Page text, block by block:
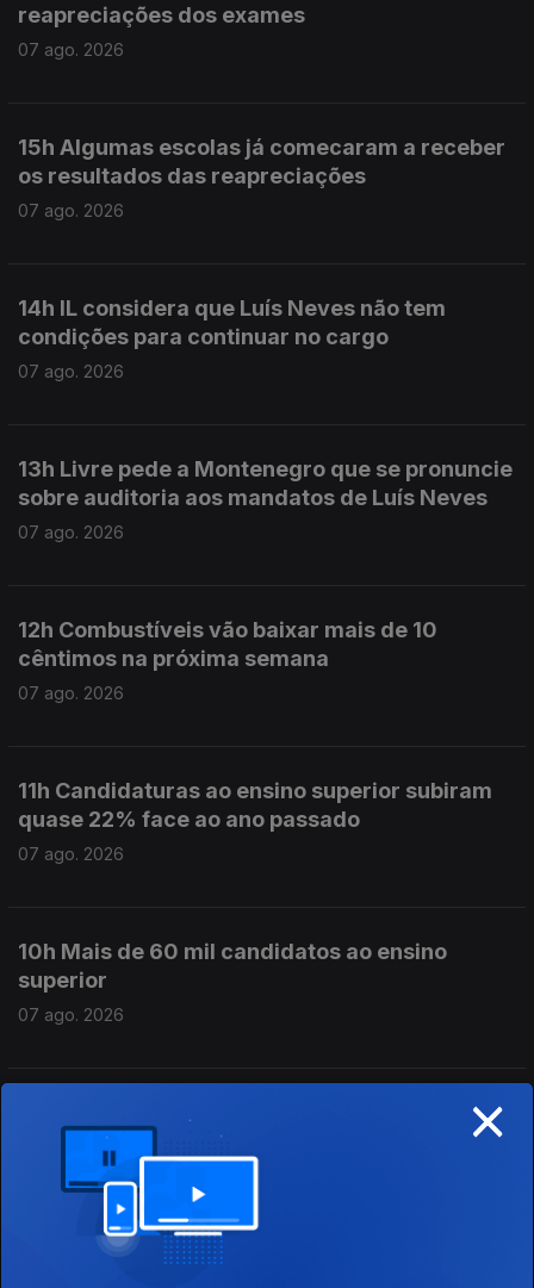
reapreciações dos exames
07 ago. 2026
15h Algumas escolas já comecaram a receber
os resultados das reapreciações
07 ago. 2026
14h IL considera que Luís Neves não tem
condições para continuar no cargo
07 ago. 2026
13h Livre pede a Montenegro que se pronuncie
sobre auditoria aos mandatos de Luís Neves
07 ago. 2026
12h Combustíveis vão baixar mais de 10
cêntimos na próxima semana
07 ago. 2026
11h Candidaturas ao ensino superior subiram
quase 22% face ao ano passado
07 ago. 2026
10h Mais de 60 mil candidatos ao ensino
superior
07 ago. 2026
9h PS pede a Montenegro que ponha ordem no
governo
07 ago. 2026
×